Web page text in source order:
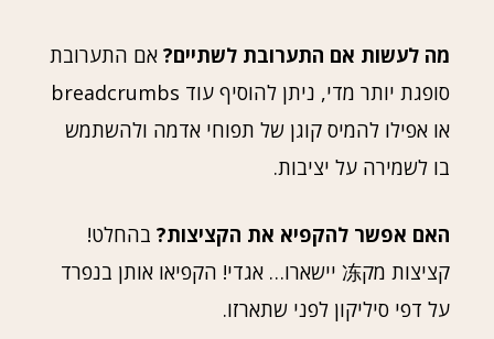
מה לעשות אם התערובת לשתיים? אם התערובת
סופגת יותר מדי, ניתן להוסיף עוד breadcrumbs
או אפילו להמיס קוגן של תפוחי אדמה ולהשתמש
בו לשמירה על יציבות.
האם אפשר להקפיא את הקציצות? בהחלט!
קציצות מק冻 יישארו… אגדי! הקפיאו אותן בנפרד
על דפי סיליקון לפני שתארזו.